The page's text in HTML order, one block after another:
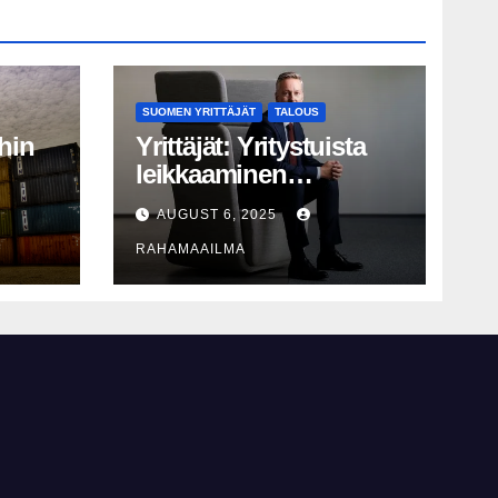
SUOMEN YRITTÄJÄT TALOUS
Yrittäjät: Yritystuista
leikkaaminen
perusteltua, T&K-
leikkaukset
lyhytnäköistä
kasvupolitiikkaa
AUGUST 6, 2025
RAHAMAAILMA